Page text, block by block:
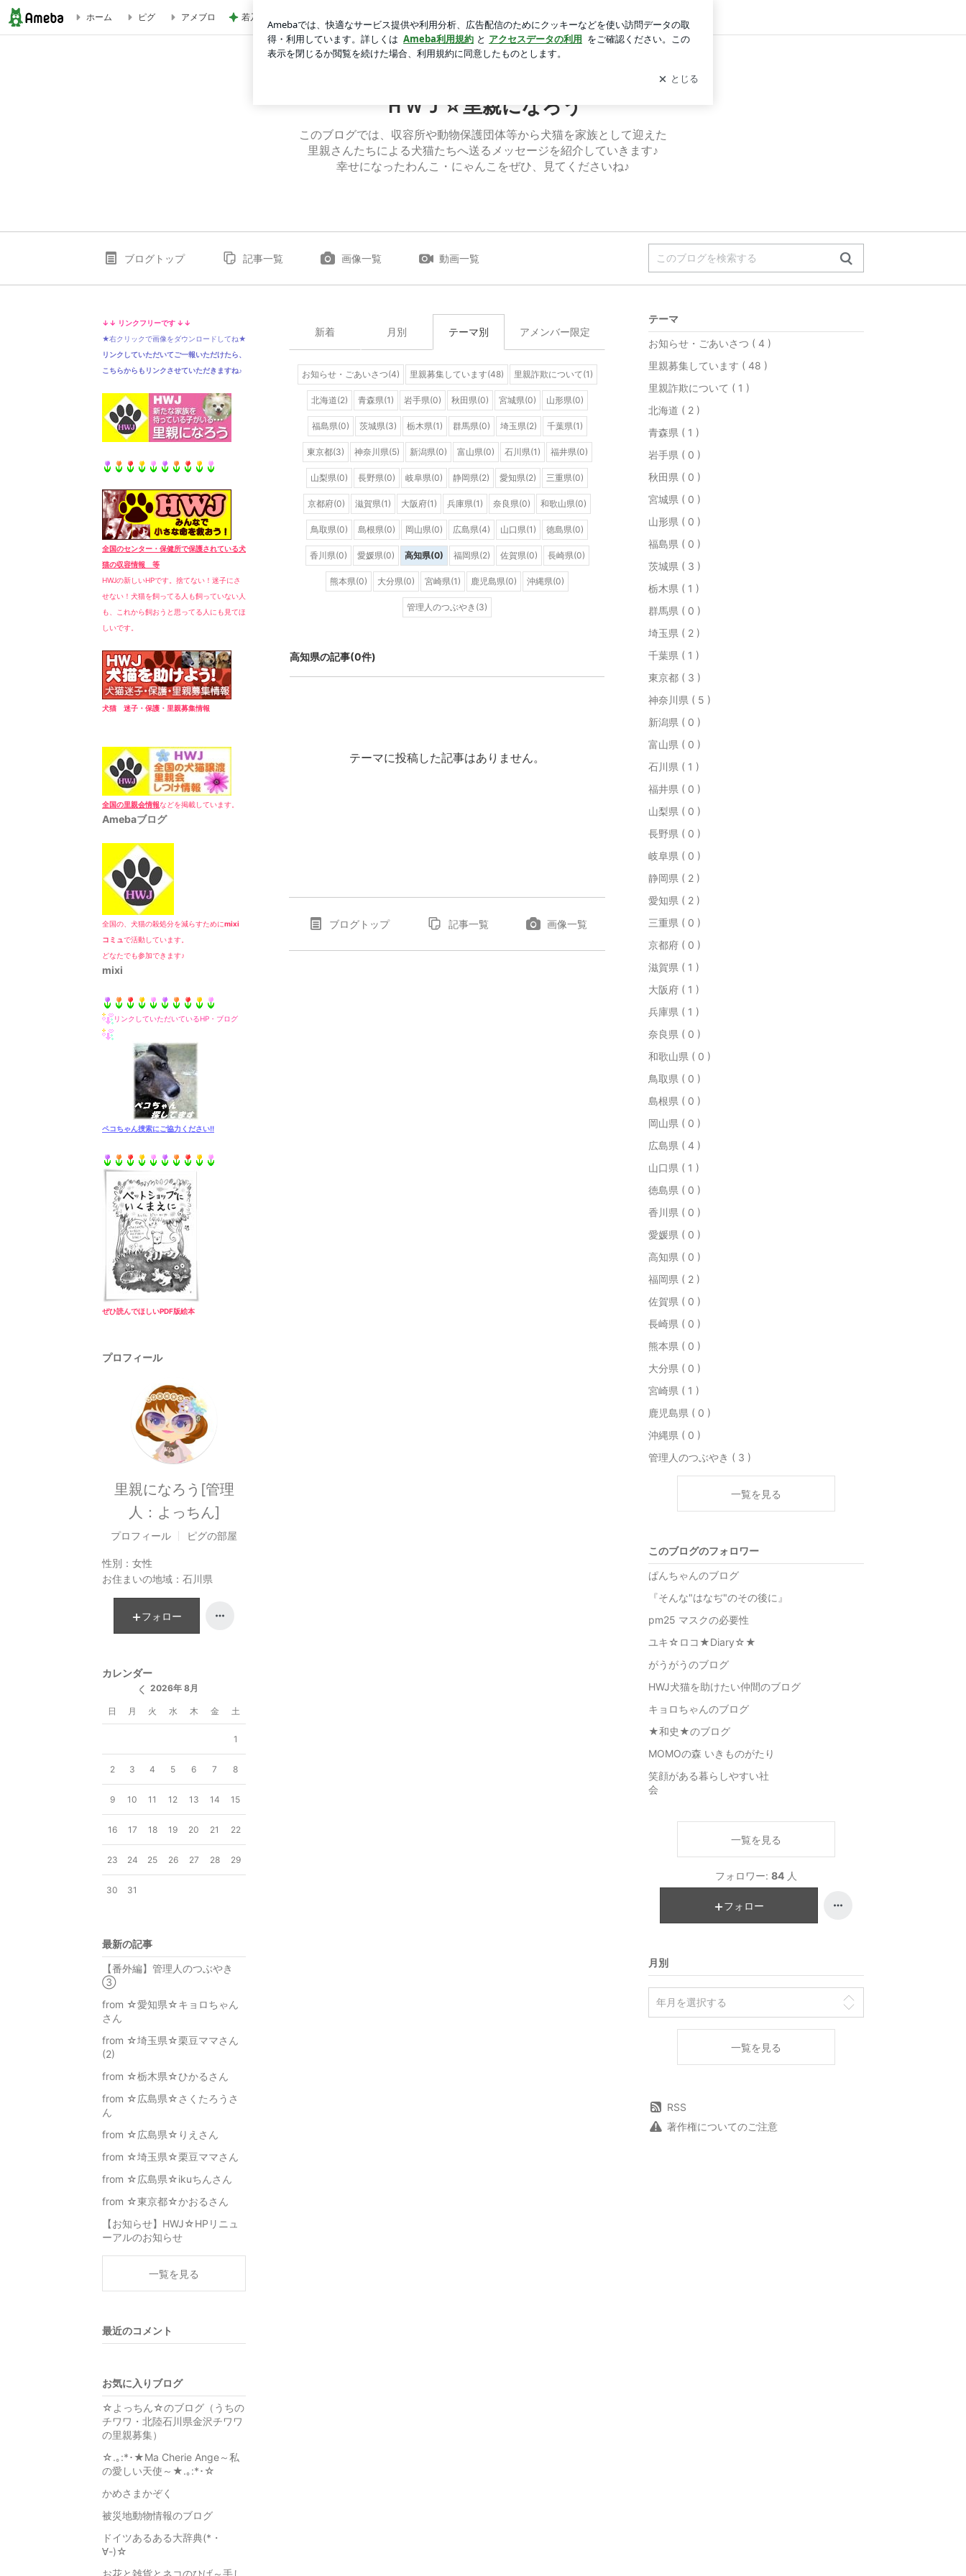
ホーム ピグ アメブロ 若乃花 日光浴していた後ろの帽子 ログイン
ＨＷＪ☆里親になろう
このブログでは、収容所や動物保護団体等から犬猫を家族として迎えた
里親さんたちによる犬猫たちへ送るメッセージを紹介していきます♪
幸せになったわんこ・にゃんこをぜひ、見てくださいね♪
ブログトップ 記事一覧 画像一覧 動画一覧
新着 月別 テーマ別 アメンバー限定
お知らせ・ごあいさつ(4) 里親募集しています(48) 里親詐欺について(1)
北海道(2) 青森県(1) 岩手県(0) 秋田県(0) 宮城県(0) 山形県(0)
福島県(0) 茨城県(3) 栃木県(1) 群馬県(0) 埼玉県(2) 千葉県(1)
東京都(3) 神奈川県(5) 新潟県(0) 富山県(0) 石川県(1) 福井県(0)
山梨県(0) 長野県(0) 岐阜県(0) 静岡県(2) 愛知県(2) 三重県(0)
京都府(0) 滋賀県(1) 大阪府(1) 兵庫県(1) 奈良県(0) 和歌山県(0)
鳥取県(0) 島根県(0) 岡山県(0) 広島県(4) 山口県(1) 徳島県(0)
香川県(0) 愛媛県(0) 高知県(0) 福岡県(2) 佐賀県(0) 長崎県(0)
熊本県(0) 大分県(0) 宮崎県(1) 鹿児島県(0) 沖縄県(0)
管理人のつぶやき(3)
高知県の記事(0件)
テーマに投稿した記事はありません。
ブログトップ 記事一覧 画像一覧
テーマ
お知らせ・ごあいさつ ( 4 )
里親募集しています ( 48 )
里親詐欺について ( 1 )
北海道 ( 2 )
青森県 ( 1 )
岩手県 ( 0 )
秋田県 ( 0 )
宮城県 ( 0 )
山形県 ( 0 )
福島県 ( 0 )
茨城県 ( 3 )
栃木県 ( 1 )
群馬県 ( 0 )
埼玉県 ( 2 )
千葉県 ( 1 )
東京都 ( 3 )
神奈川県 ( 5 )
新潟県 ( 0 )
富山県 ( 0 )
石川県 ( 1 )
福井県 ( 0 )
山梨県 ( 0 )
長野県 ( 0 )
岐阜県 ( 0 )
静岡県 ( 2 )
愛知県 ( 2 )
三重県 ( 0 )
京都府 ( 0 )
滋賀県 ( 1 )
大阪府 ( 1 )
兵庫県 ( 1 )
奈良県 ( 0 )
和歌山県 ( 0 )
鳥取県 ( 0 )
島根県 ( 0 )
岡山県 ( 0 )
広島県 ( 4 )
山口県 ( 1 )
徳島県 ( 0 )
香川県 ( 0 )
愛媛県 ( 0 )
高知県 ( 0 )
福岡県 ( 2 )
佐賀県 ( 0 )
長崎県 ( 0 )
熊本県 ( 0 )
大分県 ( 0 )
宮崎県 ( 1 )
鹿児島県 ( 0 )
沖縄県 ( 0 )
管理人のつぶやき ( 3 )
一覧を見る
このブログのフォロワー
ぱんちゃんのブログ
『そんな"はなぢ"のその後に』
pm25 マスクの必要性
ユキ☆ロコ★Diary☆★
がうがうのブログ
HWJ犬猫を助けたい仲間のブログ
キョロちゃんのブログ
★和史★のブログ
MOMOの森 いきものがたり
笑顔がある暮らしやすい社
会
一覧を見る
フォロワー: 84 人
フォロー
月別
一覧を見る
RSS
著作権についてのご注意
↓↓ リンクフリーです ↓↓
★右クリックで画像をダウンロードしてね★
リンクしていただいてご一報いただけたら、
こちらからもリンクさせていただきますね♪
全国のセンター・保健所で保護されている犬
猫の収容情報 等
HWJの新しいHPです。捨てない！迷子にさ
せない！犬猫を飼ってる人も飼っていない人
も、これから飼おうと思ってる人にも見てほ
しいです。
犬猫 迷子・保護・里親募集情報
全国の里親会情報などを掲載しています。
Amebaブログ
全国の、犬猫の殺処分を減らすためにmixi
コミュで活動しています。
どなたでも参加できます♪
mixi
リンクしていただいているHP・ブログ
ペコちゃん捜索にご協力ください!!
ぜひ読んでほしいPDF版絵本
プロフィール
里親になろう[管理
人：よっちん]
プロフィール ピグの部屋
性別： 女性
お住まいの地域： 石川県
フォロー
カレンダー
2026年 8月
日 月 火 水 木 金 土
1
2 3 4 5 6 7 8
9 10 11 12 13 14 15
16 17 18 19 20 21 22
23 24 25 26 27 28 29
30 31
最新の記事
【番外編】管理人のつぶやき
③
from ☆愛知県☆キョロちゃん
さん
from ☆埼玉県☆栗豆ママさん
(2)
from ☆栃木県☆ひかるさん
from ☆広島県☆さくたろうさ
ん
from ☆広島県☆りえさん
from ☆埼玉県☆栗豆ママさん
from ☆広島県☆ikuちんさん
from ☆東京都☆かおるさん
【お知らせ】HWJ☆HPリニュ
ーアルのお知らせ
一覧を見る
最近のコメント
お気に入りブログ
☆よっちん☆のブログ（うちの
チワワ・北陸石川県金沢チワワ
の里親募集）
☆.｡:*･★Ma Cherie Ange～私
の愛しい天使～★.｡:*･☆
かめさまかぞく
被災地動物情報のブログ
ドイツあるある大辞典(*・
∀-)☆
お花と雑貨とネコのひげ～手し